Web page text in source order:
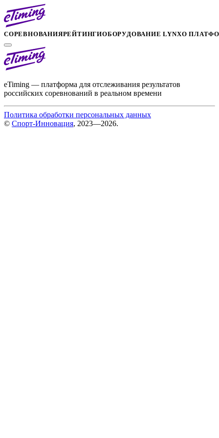
СОРЕВНОВАНИЯРЕЙТИНГИОБОРУДОВАНИЕ LYNXО
eTiming — платформа для отслеживания результатов
российских соревнований в реальном времени
Политика обработки персональных данных
© Спорт-Инновация, 2023—2026.